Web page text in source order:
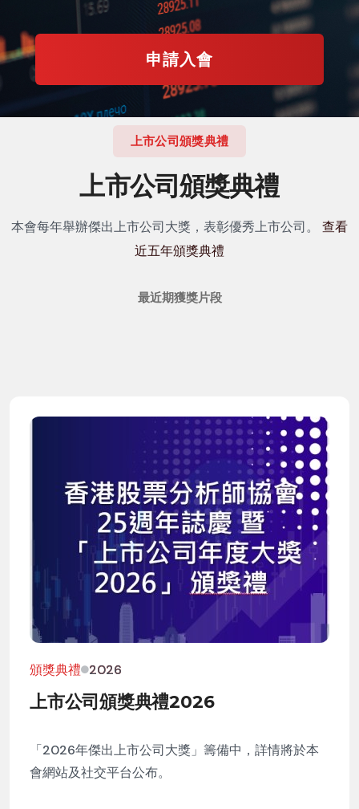
申請入會
上市公司頒獎典禮
上市公司頒獎典禮
本會每年舉辦傑出上市公司大獎，表彰優秀上市公司。 查看
近五年頒獎典禮
最近期獲獎片段
頒獎典禮 2026
上市公司頒獎典禮2026
「2026年傑出上市公司大獎」籌備中，詳情將於本
會網站及社交平台公布。